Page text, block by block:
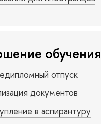
обучения
отпуск
документов
в аспирантуру